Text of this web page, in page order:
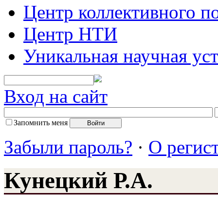
Центр коллективного
Центр НТИ
Уникальная научная
Вход на сайт
Запомнить меня
Забыли пароль? · О
Кунецкий Р.А.